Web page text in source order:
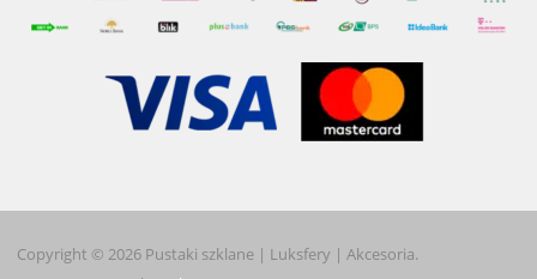
Copyright © 2026 Pustaki szklane | Luksfery | Akcesoria.